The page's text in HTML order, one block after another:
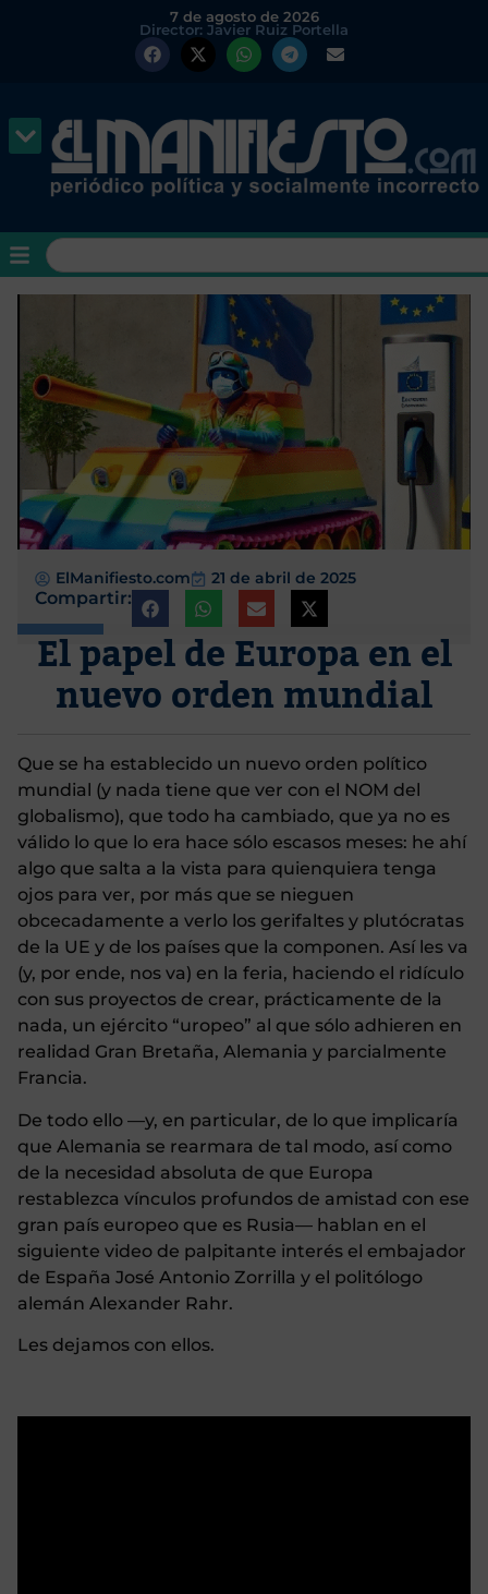
7 de agosto de 2026
Director: Javier Ruiz Portella
ElManifiesto.com 21 de abril de 2025
Compartir:
El papel de Europa en el
nuevo orden mundial
Que se ha establecido un nuevo orden político
mundial (y nada tiene que ver con el NOM del
globalismo), que todo ha cambiado, que ya no es
válido lo que lo era hace sólo escasos meses: he ahí
algo que salta a la vista para quienquiera tenga
ojos para ver, por más que se nieguen
obcecadamente a verlo los gerifaltes y plutócratas
de la UE y de los países que la componen. Así les va
(y, por ende, nos va) en la feria, haciendo el ridículo
con sus proyectos de crear, prácticamente de la
nada, un ejército “uropeo” al que sólo adhieren en
realidad Gran Bretaña, Alemania y parcialmente
Francia.
De todo ello —y, en particular, de lo que implicaría
que Alemania se rearmara de tal modo, así como
de la necesidad absoluta de que Europa
restablezca vínculos profundos de amistad con ese
gran país europeo que es Rusia— hablan en el
siguiente video de palpitante interés el embajador
de España José Antonio Zorrilla y el politólogo
alemán Alexander Rahr.
Les dejamos con ellos.